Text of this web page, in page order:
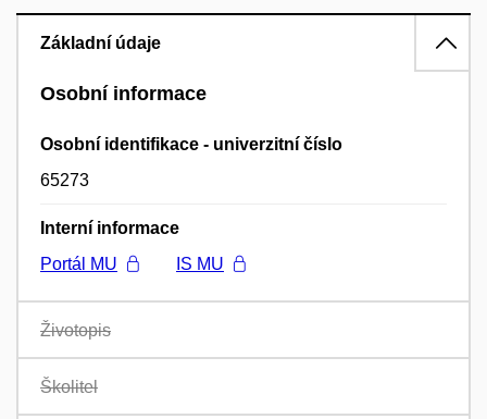
Základní údaje
Osobní informace
Osobní identifikace - univerzitní číslo
65273
Interní informace
Portál MU
IS MU
Životopis
Školitel